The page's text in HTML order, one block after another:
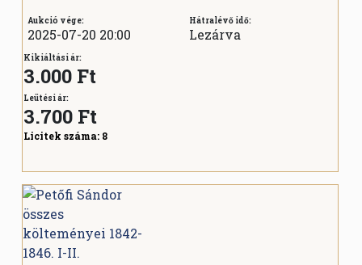
Aukció vége:
2025-07-20 20:00
Hátralévő idő:
Lezárva
Kikiáltási ár:
3.000 Ft
Leütési ár:
3.700 Ft
Licitek száma: 8